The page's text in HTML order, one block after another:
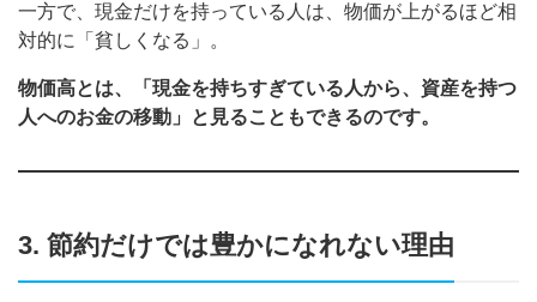
一方で、現金だけを持っている人は、物価が上がるほど相
対的に「貧しくなる」。
物価高とは、「現金を持ちすぎている人から、資産を持つ
人へのお金の移動」と見ることもできるのです。
3. 節約だけでは豊かになれない理由